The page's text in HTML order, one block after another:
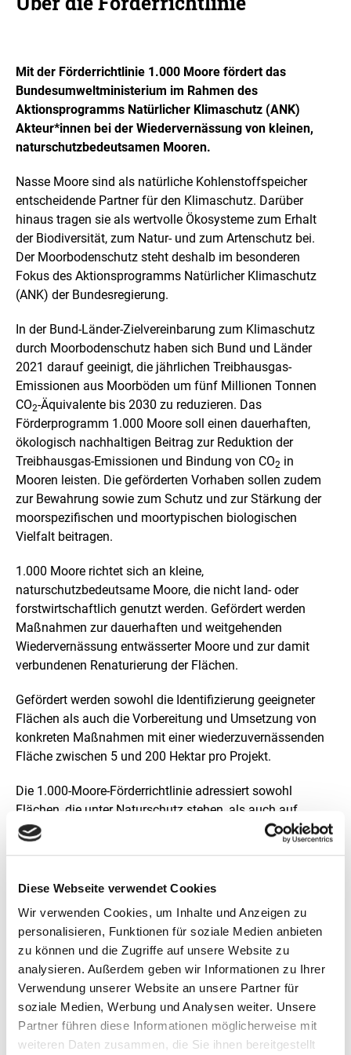
Diese Webseite verwendet Cookies
Wir verwenden Cookies, um Inhalte und Anzeigen zu
personalisieren, Funktionen für soziale Medien anbieten
zu können und die Zugriffe auf unsere Website zu
analysieren. Außerdem geben wir Informationen zu Ihrer
Verwendung unserer Website an unsere Partner für
soziale Medien, Werbung und Analysen weiter. Unsere
Partner führen diese Informationen möglicherweise mit
weiteren Daten zusammen, die Sie ihnen bereitgestellt
Mit der Förderrichtlinie 1.000 Moore fördert das
Bundesumweltministerium im Rahmen des
Aktionsprogramms Natürlicher Klimaschutz (ANK)
Akteur*innen bei der Wiedervernässung von kleinen,
naturschutzbedeutsamen Mooren.
Nasse Moore sind als natürliche Kohlenstoffspeicher
entscheidende Partner für den Klimaschutz. Darüber
hinaus tragen sie als wertvolle Ökosysteme zum Erhalt
der Biodiversität, zum Natur- und zum Artenschutz bei.
Der Moorbodenschutz steht deshalb im besonderen
Fokus des Aktionsprogramms Natürlicher Klimaschutz
(ANK) der Bundesregierung.
In der Bund-Länder-Zielvereinbarung zum Klimaschutz
durch Moorbodenschutz haben sich Bund und Länder
2021 darauf geeinigt, die jährlichen Treibhausgas-
Emissionen aus Moorböden um fünf Millionen Tonnen
CO2-Äquivalente bis 2030 zu reduzieren. Das
Förderprogramm 1.000 Moore soll einen dauerhaften,
ökologisch nachhaltigen Beitrag zur Reduktion der
Treibhausgas-Emissionen und Bindung von CO2 in
Mooren leisten. Die geförderten Vorhaben sollen zudem
zur Bewahrung sowie zum Schutz und zur Stärkung der
moorspezifischen und moortypischen biologischen
Vielfalt beitragen.
1.000 Moore richtet sich an kleine,
naturschutzbedeutsame Moore, die nicht land- oder
forstwirtschaftlich genutzt werden. Gefördert werden
Maßnahmen zur dauerhaften und weitgehenden
Wiedervernässung entwässerter Moore und zur damit
verbundenen Renaturierung der Flächen.
Gefördert werden sowohl die Identifizierung geeigneter
Flächen als auch die Vorbereitung und Umsetzung von
konkreten Maßnahmen mit einer wiederzuvernässenden
Fläche zwischen 5 und 200 Hektar pro Projekt.
Die 1.000-Moore-Förderrichtlinie adressiert sowohl
Flächen, die unter Naturschutz stehen, als auch auf
Flächen, die keinen naturschutzrechtlichen Status
aufweisen. Auch Maßnahmen auf Flächen, die für
förderfähig.
Hinweis zur Einreichung von Anträgen:
Aktuell können keine Anträge für das Förderprogramm
eingereicht werden. Ein weiteres Förderfenster wird zu
einem späteren Zeitpunkt geöffnet. Bitte melden Sie sich
für unseren E-Mail-Verteiler (siehe unten) an, um über den
Zeitpunkt und die Bedingungen des Förderfensters
informiert zu bleiben.